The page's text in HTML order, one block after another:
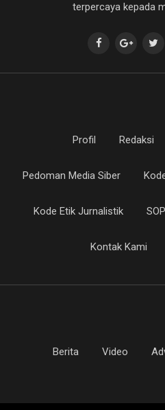
terpercaya kepada
Profil Redaksi
Pedoman Media Siber
Kode Etik Jurnalistik
Kontak Kami
Berita Video